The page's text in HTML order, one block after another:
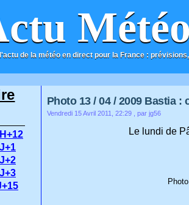
de la météo en direct pour la France :
Photo 13 / 04 / 2009 Bastia
Vendredi 15 Avril 2011, 22:29 , par jg56
Le lundi de
H+12
J+1
J+2
J+3